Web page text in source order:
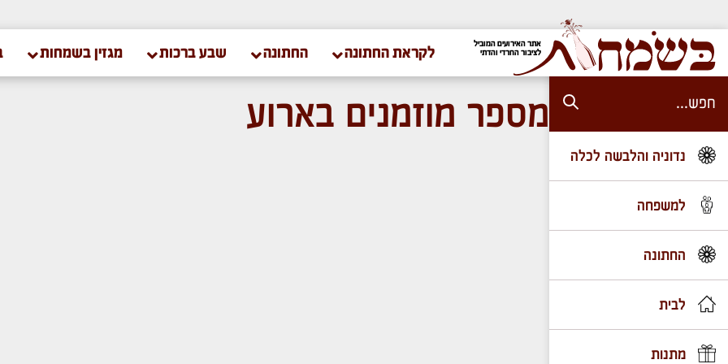
אתר האירועים המוביל
לציבור החרדי והדתי
לקראת החתונה החתונה שבע ברכות מגזין בשמחות
נדוניה והלבשה לכלה
למשפחה
החתונה
לבית
מתנות
מספר מוזמנים בארוע